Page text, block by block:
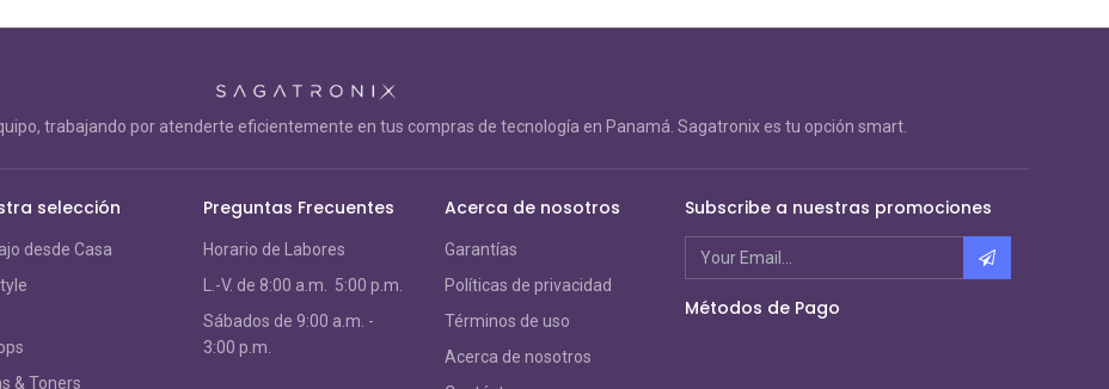
trabajando por atenderte eficientemente en tus compras de tecnología en Panamá. Sagatronix es tu opción smart.
selección
desde Casa
& Toners
Preguntas Frecuentes
Horario de Labores
L.-V. de 8:00 a.m. 5:00 p.m.
Sábados de 9:00 a.m. -
3:00 p.m.
Acerca de nosotros
Garantías
Políticas de privacidad
Términos de uso
Acerca de nosotros
Subscribe a nuestras promociones
Métodos de Pago